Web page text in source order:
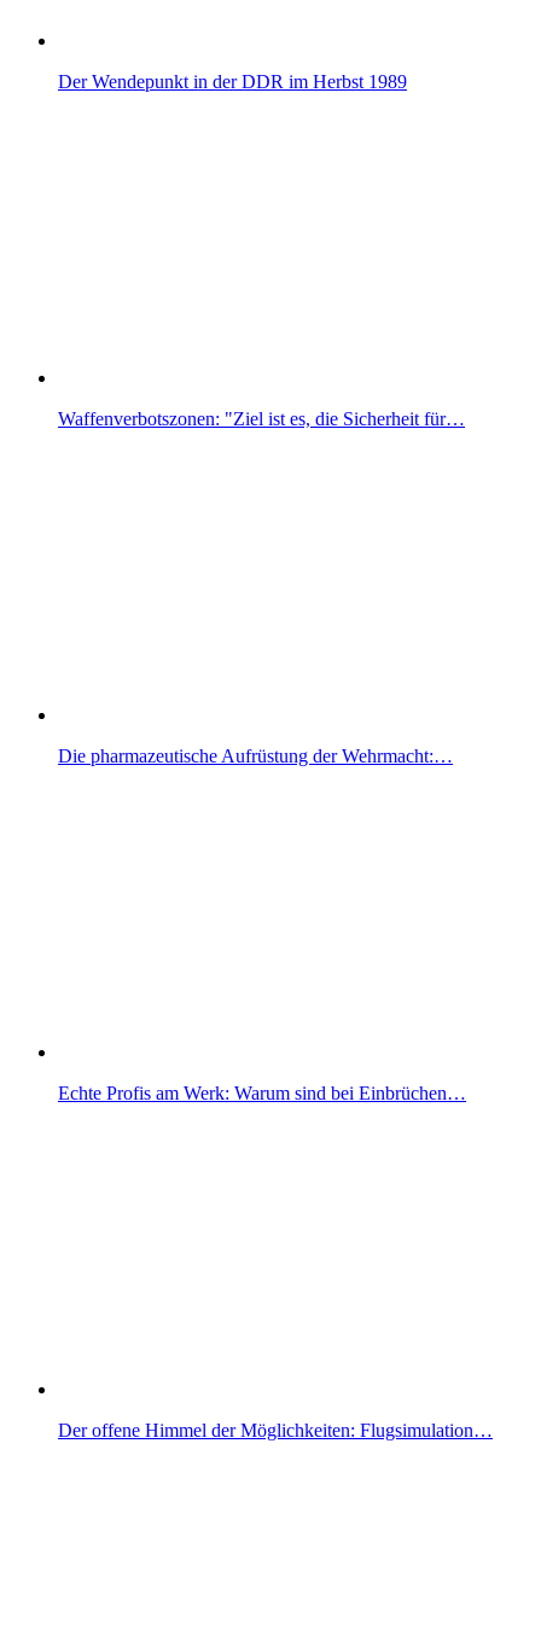
Der Wendepunkt in der DDR im Herbst 1989
Waffenverbotszonen: "Ziel ist es, die Sicherheit für…
Die pharmazeutische Aufrüstung der Wehrmacht:…
Echte Profis am Werk: Warum sind bei Einbrüchen…
Der offene Himmel der Möglichkeiten: Flugsimulation…